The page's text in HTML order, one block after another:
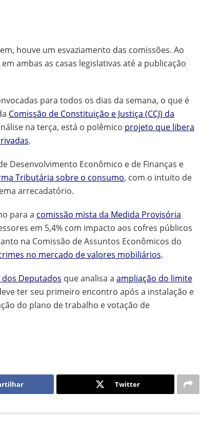
houve um esvaziamento das comissões. Ao
ambas as casas legislativas até a publicação
para todos os dias da semana, o que é
Comissão de Constituição e Justiça (CCJ) da
na terça, está o polêmico projeto que libera
.
Desenvolvimento Econômico e de Finanças e
Tributária sobre o consumo, com o intuito de
arrecadatório.
para a comissão mista da Medida Provisória
em 5,4% com impacto aos cofres públicos
na Comissão de Assuntos Econômicos do
no mercado de valores mobiliários.
dos Deputados que analisa a ampliação do limite
ter seu primeiro encontro após a instalação e
do plano de trabalho e votação de
Twitter